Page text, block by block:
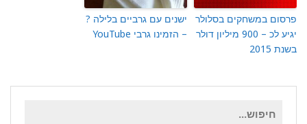
פרסום במשחקים בסלולר
יגיע לכ – 900 מיליון דולר
בשנת 2015
ישנים עם גרביים בלילה ?
– הזמינו גרבי YouTube